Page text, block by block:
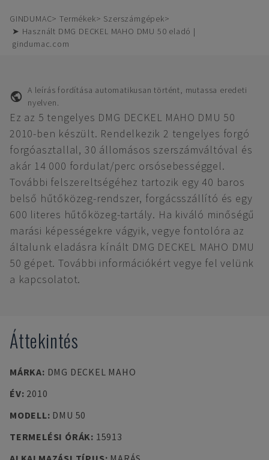
GINDUMAC Termékek
Szerszámgépek
➤ Használt DMG DECKEL MAHO DMU 50 eladó |
gindumac.com
A leírás fordítása automatikusan történt, mutassa eredeti
nyelven.
Ez az 5 tengelyes DMG DECKEL MAHO DMU 50
2010-ben készült. Rendelkezik 2 tengelyes forgó
forgóasztallal, 30 állomásos szerszámváltóval és
akár 14 000 fordulat/perc orsósebességgel.
További felszereltségéhez tartozik egy 40 baros
belső hűtőközeg-rendszer, forgácsszállító és egy
600 literes hűtőközeg-tartály. Ha kiváló minőségű
marási képességekre vágyik, vegye fontolóra az
általunk eladásra kínált DMG DECKEL MAHO DMU
50 gépet. További információkért vegye fel velünk
a kapcsolatot.
Áttekintés
MÁRKA: DMG DECKEL MAHO
ÉV: 2010
MODELL: DMU 50
TERMELÉSI ÓRÁK: 15913